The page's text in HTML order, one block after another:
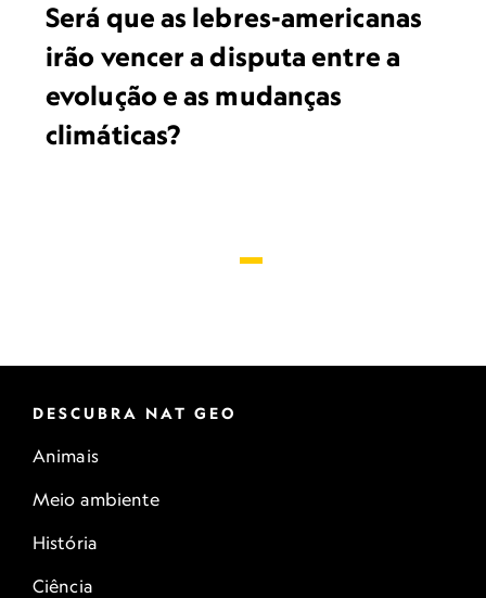
Será que as lebres-americanas
irão vencer a disputa entre a
evolução e as mudanças
climáticas?
DESCUBRA NAT GEO
Animais
Meio ambiente
História
Ciência